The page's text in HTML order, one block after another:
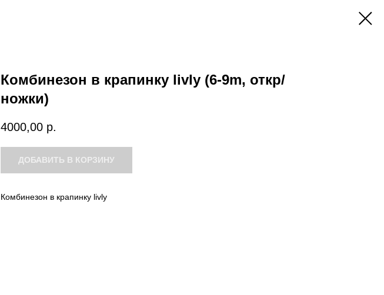
Комбинезон в крапинку livly (6-9m, откр/
ножки)
4000,00 р.
ДОБАВИТЬ В КОРЗИНУ
Комбинезон в крапинку livly